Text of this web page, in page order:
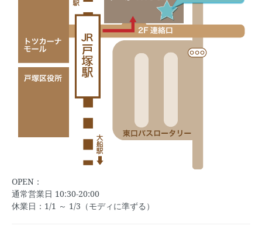
OPEN：
通常営業日 10:30-20:00
休業日：1/1 ～ 1/3（モディに準ずる）